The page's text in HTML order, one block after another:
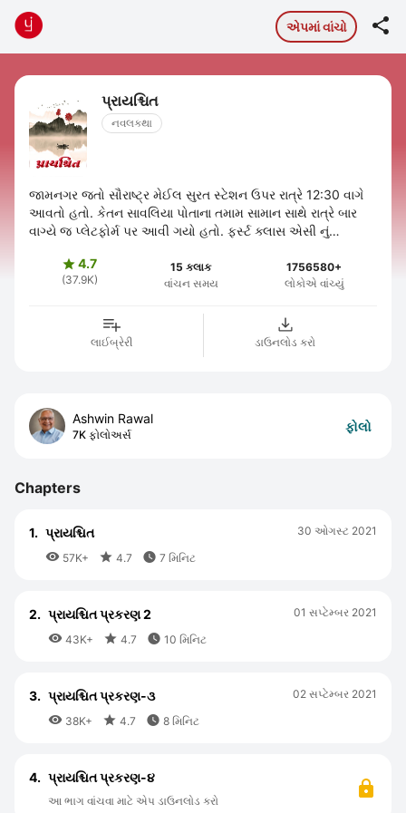
એપમાં વાંચો 
પ્રાયશ્ચિત
નવલકથા
જામનગર જતો સૌરાષ્ટ્ર મેઈલ સુરત સ્ટેશન ઉપર રાત્રે 12:30 વાગે
આવતો હતો. કેતન સાવલિયા પોતાના તમામ સામાન સાથે રાત્રે બાર
વાગ્યે જ પ્લેટફોર્મ પર આવી ગયો હતો. ફર્સ્ટ ક્લાસ એસી નું
 4.7
(37.9K)
15 કલાક
વાંચન સમય
1756580+
લોકોએ વાંચ્યું
લાઈબ્રેરી ડાઉનલોડ કરો
Ashwin Rawal
7K ફોલોઅર્સ
ફોલો
Chapters
1. પ્રાયશ્ચિત
 57K+  4.7  7 મિનિટ
30 ઓગસ્ટ 2021
2. પ્રાયશ્ચિત પ્રકરણ 2
 43K+  4.7  10 મિનિટ
01 સપ્ટેમ્બર 2021
3. પ્રાયશ્ચિત પ્રકરણ-૩
 38K+  4.7  8 મિનિટ
02 સપ્ટેમ્બર 2021
4. પ્રાયશ્ચિત પ્રકરણ-૪
આ ભાગ વાંચવા માટે એપ ડાઉનલોડ કરો